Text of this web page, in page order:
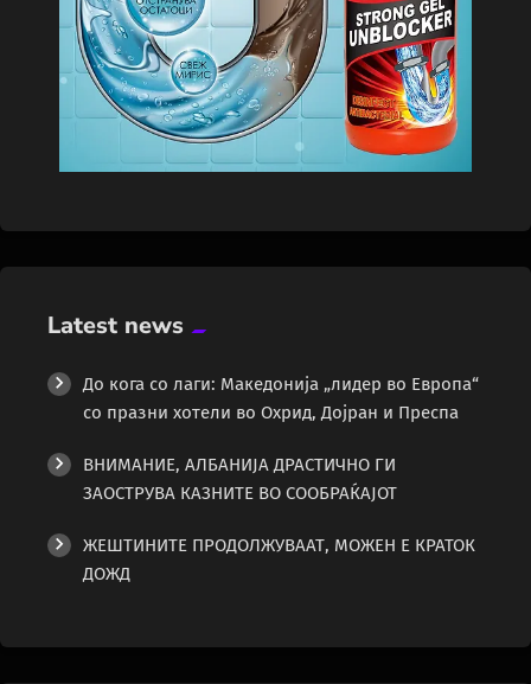
Latest news
До кога со лаги: Македонија „лидер во Европа“
со празни хотели во Охрид, Дојран и Преспа
ВНИМАНИЕ, АЛБАНИЈА ДРАСТИЧНО ГИ
ЗАОСТРУВА КАЗНИТЕ ВО СООБРАЌАЈОТ
ЖЕШТИНИТЕ ПРОДОЛЖУВААТ, МОЖЕН Е КРАТОК
ДОЖД